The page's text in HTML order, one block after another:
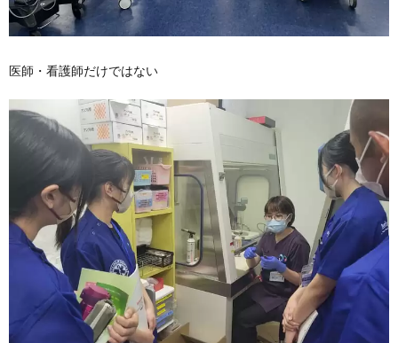
医師・看護師だけではない